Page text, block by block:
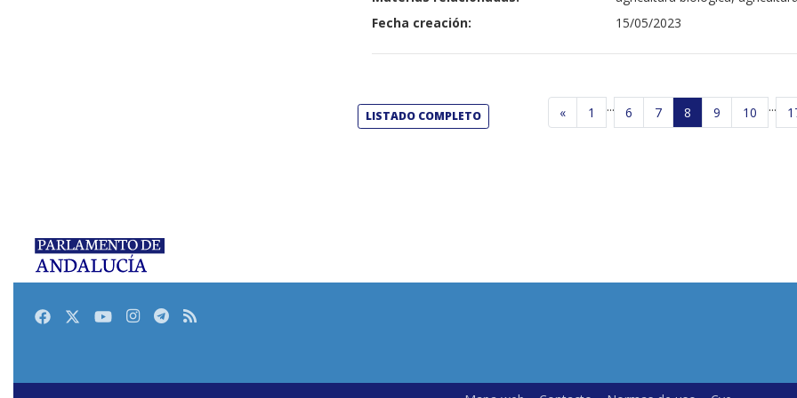
Fecha creación:
15/05/2023
LISTADO COMPLETO « 1 ... 6 7 8 9 10 ...
FacebookTwitterYoutubeInstagram
Telegram
RSS